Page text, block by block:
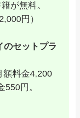
が無料。
円）
のセットプラ
額料金4,200
円。